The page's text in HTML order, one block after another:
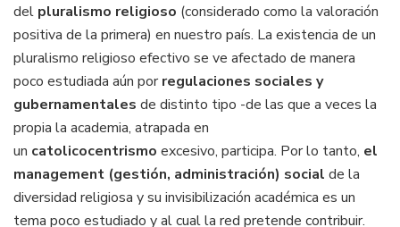
del pluralismo religioso (considerado como la valoración
positiva de la primera) en nuestro país. La existencia de un
pluralismo religioso efectivo se ve afectado de manera
poco estudiada aún porregulaciones sociales y
gubernamentales de distinto tipo -de las que a veces la
propia la academia, atrapada en
un catolicocentrismo excesivo, participa. Por lo tanto, el
management (gestión, administración) social de la
diversidad religiosa y su invisibilización académica es un
tema poco estudiado y al cual la red pretende contribuir.